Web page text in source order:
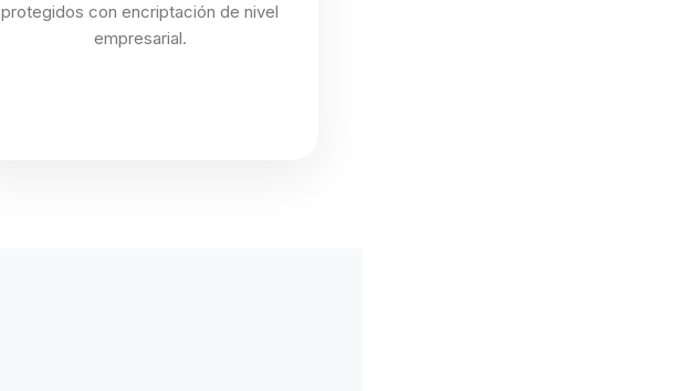
protegidos con encriptación de nivel
empresarial.